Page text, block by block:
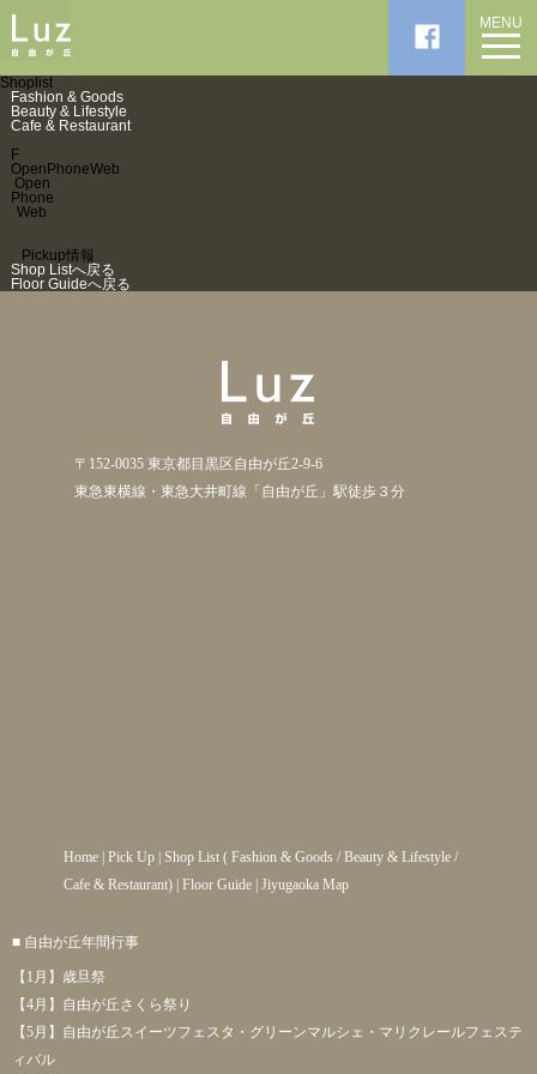
MENU
Shoplist
Fashion & Goods
Beauty & Lifestyle
Cafe & Restaurant
F
Open PhoneWeb
Open
Phone
Web
Pickup情報
Shop Listへ戻る
Floor Guideへ戻る
〒152-0035 東京都目黒区自由が丘2-9-6
東急東横線・東急大井町線「自由が丘」駅徒歩３分
Home| Pick Up| Shop List( Fashion & Goods / Beauty & Lifestyle/
Cafe & Restaurant) | Floor Guide| Jiyugaoka Map
■ 自由が丘年間行事
【1月】歳旦祭
【4月】自由が丘さくら祭り
【5月】自由が丘スイーツフェスタ・グリーンマルシェ・マリクレールフェステ
ィバル